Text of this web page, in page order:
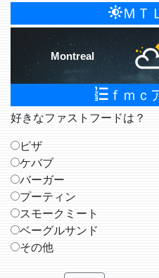
ＭＴ
Montreal
ｆｍｃ
好きなファストフードは？
ピザ
ケバブ
バーガー
プーティン
スモークミート
ベーグルサンド
その他